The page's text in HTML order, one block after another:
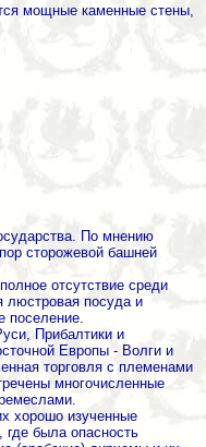
мощные каменные стены,
По мнению
сторожевой башней
отсутствие среди
люстровая посуда и
поселение.
Прибалтики и
Европы - Волги и
торговля с племенами
многочисленные
хорошо изученные
была опасность